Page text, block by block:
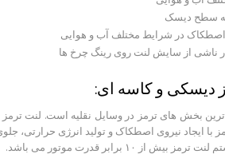
سطح دیسک
در شرایط مختلف آب و هوایی
ناشی از سایش لنت روی رینگ چرخ ها
دیسکی و کاسه ای:
بخش های ترمز در وسایل نقلیه است. لنت
با ایجاد نیروی اصطکاک و تولید انرژی حرارتی،
۱۰ برابر قدرت موتور می باشد.